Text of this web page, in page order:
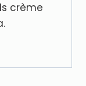
crème